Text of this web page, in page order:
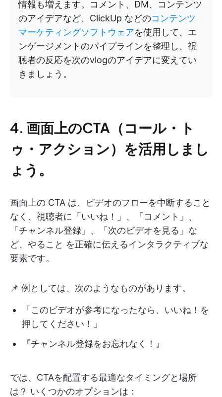
情報も増えます。コメント、DM、コンテンツ
のアイデアなど、ClickUp などのコンテンツ
マーケティングソフトウェアを使用して、エ
ンゲージメントのパイプラインを整理し、視
聴者の反応を次のvlogのアイデアに変えてい
きましょう。
4. 画面上のCTA（コール・ト
ゥ・アクション）を活用しまし
ょう。
画面上の CTA は、ビデオのフローを中断すること
なく、視聴者に「いいね！」、「コメント」、
「チャンネル登録」、「次のビデオを見る」な
ど、やること を正確に伝えるインタラクティブな
要素です。
📌 例としては、次のようなものがあります。
「このビデオが参考になったなら、いいね！を
押してください！」
『チャンネル登録をお忘れなく！』
では、CTAを配置する最適なタイミングと場所
は？ いくつかのオプションは：